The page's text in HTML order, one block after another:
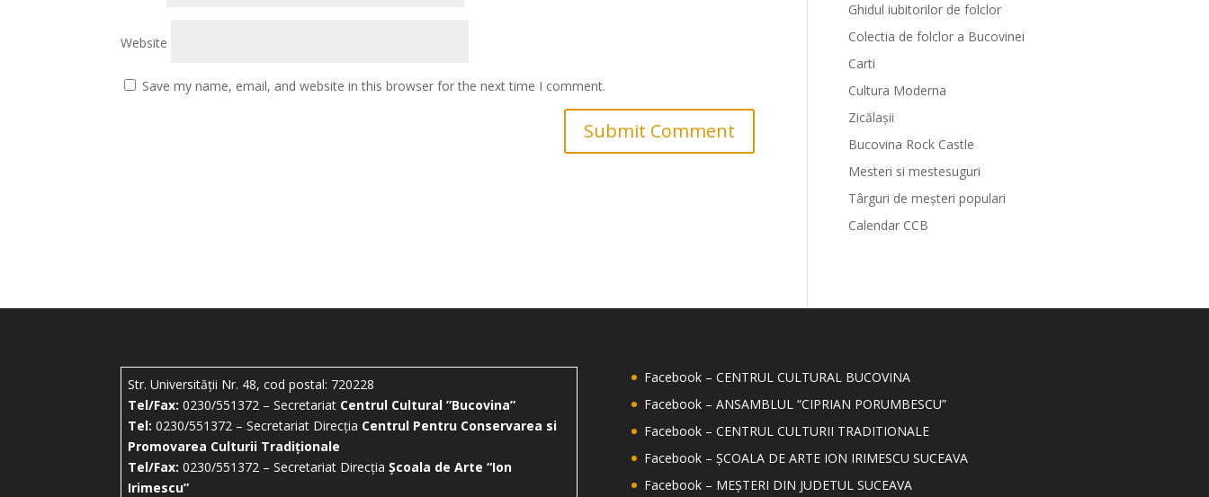
Website
Save my name, email, and website in this browser for the next time I comment.
Ghidul iubitorilor de folclor
Colectia de folclor a Bucovinei
Carti
Cultura Moderna
Zicălașii
Bucovina Rock Castle
Mesteri si mestesuguri
Târguri de meșteri populari
Calendar CCB
Str. Universității Nr. 48, cod postal: 720228
Tel/Fax: 0230/551372 – Secretariat Centrul Cultural ”Bucovina”
Tel: 0230/551372 – Secretariat Direcția Centrul Pentru Conservarea si
Promovarea Culturii Tradiționale
Tel/Fax: 0230/551372 – Secretariat DirecțiaȘcoala de Arte “Ion
Irimescu”
Facebook – CENTRUL CULTURAL BUCOVINA
Facebook – ANSAMBLUL “CIPRIAN PORUMBESCU”
Facebook – CENTRUL CULTURII TRADITIONALE
Facebook – ȘCOALA DE ARTE ION IRIMESCU SUCEAVA
Facebook – MEȘTERI DIN JUDETUL SUCEAVA